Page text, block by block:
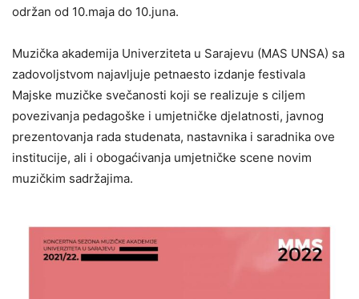
održan od 10.maja do 10.juna.
Muzička akademija Univerziteta u Sarajevu (MAS UNSA) sa
zadovoljstvom najavljuje petnaesto izdanje festivala
Majske muzičke svečanosti koji se realizuje s ciljem
povezivanja pedagoške i umjetničke djelatnosti, javnog
prezentovanja rada studenata, nastavnika i saradnika ove
institucije, ali i obogaćivanja umjetničke scene novim
muzičkim sadržajima.